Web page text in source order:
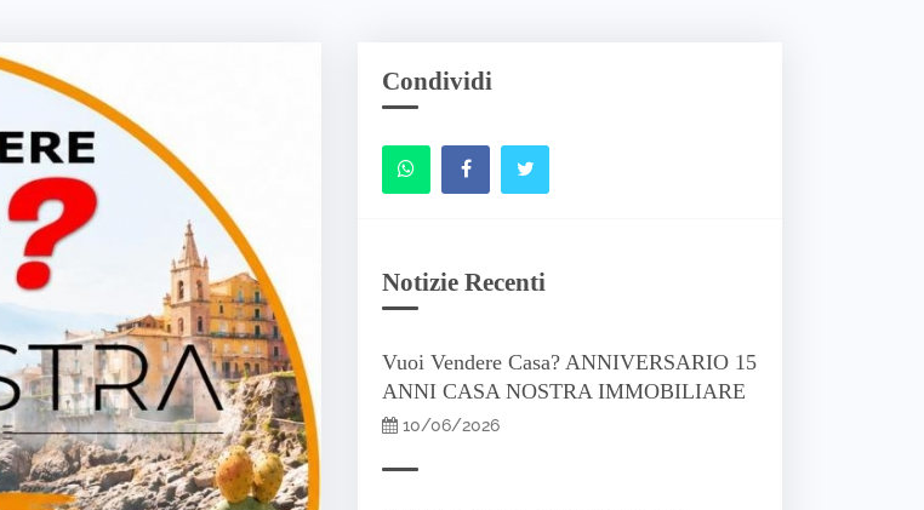
Condividi
Notizie Recenti
Vuoi Vendere Casa? ANNIVERSARIO 15
ANNI CASA NOSTRA IMMOBILIARE
10/06/2026